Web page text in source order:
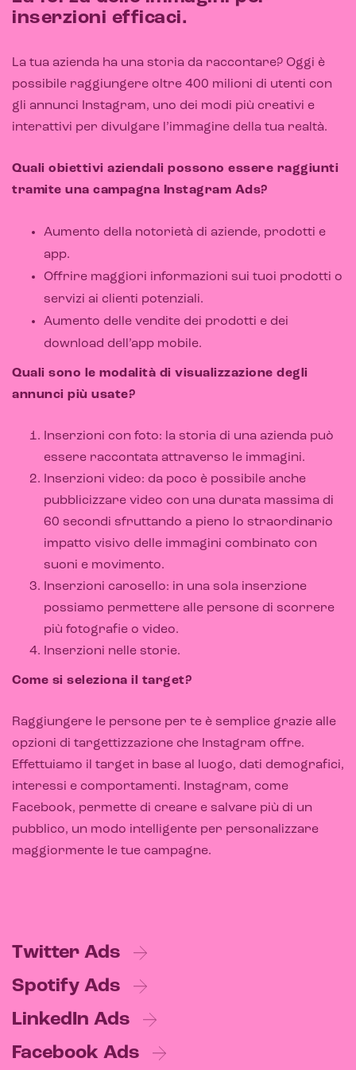
E-commerce solutions
E-commerce management
Marketplace integration
Payment gateway integration
Customer service management
Sistemi di loyalty
Hubspot
inserzioni efficaci.
La tua azienda ha una storia da raccontare? Oggi è
possibile raggiungere oltre 400 milioni di utenti con
gli annunci Instagram, uno dei modi più creativi e
interattivi per divulgare l’immagine della tua realtà.
Quali obiettivi aziendali possono essere raggiunti
tramite una campagna Instagram Ads?
Aumento della notorietà di aziende, prodotti e
app.
Offrire maggiori informazioni sui tuoi prodotti o
servizi ai clienti potenziali.
Aumento delle vendite dei prodotti e dei
download dell’app mobile.
Quali sono le modalità di visualizzazione degli
annunci più usate?
Inserzioni con foto: la storia di una azienda può
essere raccontata attraverso le immagini.
Inserzioni video: da poco è possibile anche
pubblicizzare video con una durata massima di
60 secondi sfruttando a pieno lo straordinario
impatto visivo delle immagini combinato con
suoni e movimento.
Inserzioni carosello: in una sola inserzione
possiamo permettere alle persone di scorrere
più fotografie o video.
Inserzioni nelle storie.
Come si seleziona il target?
Raggiungere le persone per te è semplice grazie alle
opzioni di targettizzazione che Instagram offre.
Effettuiamo il target in base al luogo, dati demografici,
interessi e comportamenti. Instagram, come
Facebook, permette di creare e salvare più di un
pubblico, un modo intelligente per personalizzare
maggiormente le tue campagne.
Twitter Ads
Spotify Ads
LinkedIn Ads
Facebook Ads